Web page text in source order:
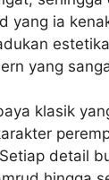
yang ia
yang
klasik
detail